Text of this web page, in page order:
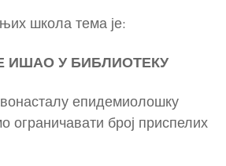
школа тема је:
ИШАО У БИБЛИОТЕКУ
епидемиолошку
ограничавати број приспелих